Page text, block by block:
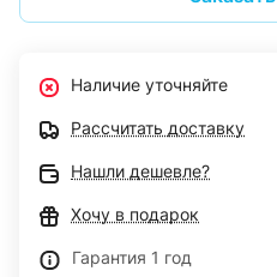
Наличие уточняйте
Рассчитать доставку
Нашли дешевле?
Хочу в подарок
Гарантия 1 год